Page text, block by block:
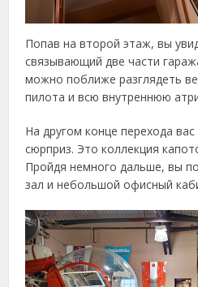
Попав на второй этаж, вы
связывающий две части
можно поближе разглядеть
пилота и всю внутреннюю
На другом конце перехода
сюрприз. Это коллекция
Пройдя немного дальше, вы
зал и небольшой офисный